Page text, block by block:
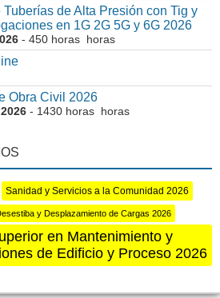
de Alta Presión con Tig y
en 1G 2G 5G y 6G 2026
- 450 horas horas
Obra Civil 2026
- 1430 horas horas
Sanidad y Servicios a la Comunidad 2026
y Desplazamiento de Cargas 2026
en Mantenimiento y
de Edificio y Proceso 2026